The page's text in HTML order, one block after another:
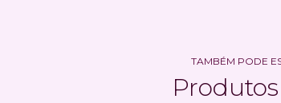
TAMBÉM PODE